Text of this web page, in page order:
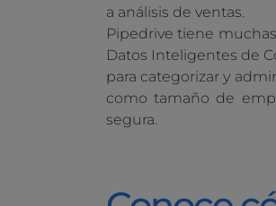
a análisis de ventas.
Pipedrive tiene
Datos Inteligentes de
para categorizar y
como tamaño de
segura.